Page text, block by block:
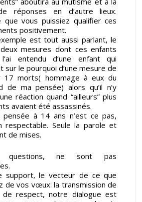
réponses en d’autre lieux.
que vous puissiez qualifier ces
positivement.
est tout aussi parlant, le
mesures dont ces enfants
entendu d’une enfant qui
sur le pourquoi d’une mesure de
17 morts( hommage à eux du
de ma pensée) alors qu’il n’y
réaction quand “ailleurs” plus
avaient été assassinés.
pensée à 14 ans n’est ce pas,
respectable. Seule la parole et
de mises.
questions, ne sont pas
support, le vecteur de ce que
de vos vœux: la transmission de
de respect, notre dialogue est